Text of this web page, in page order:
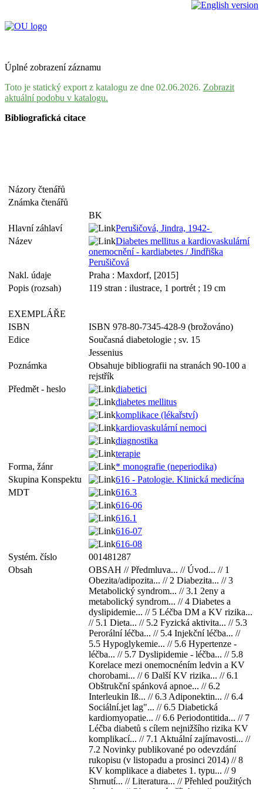
Úplné zobrazení záznamu
Toto je statický export z katalogu ze dne 02.06.2026. Zobrazit
aktuální podobu v katalogu.
Bibliografická citace
Názory čtenářů
Známka čtenářů
BK
Hlavní záhlaví
Perušičová, Jindra, 1942-
Název
Diabetes mellitus a kardiovaskulární
onemocnění - kardiabetes / Jindřiška
Perušičová
Nakl. údaje
Praha : Maxdorf, [2015]
Popis (rozsah)
119 stran : ilustrace, 1 portrét ; 19 cm
EXEMPLÁŘE
ISBN
ISBN 978-80-7345-428-9 (brožováno)
Edice
Současná diabetologie ; sv. 15
Jessenius
Poznámka
Obsahuje bibliografii na stranách 90-100 a
rejstřík
Předmět - heslo
diabetici
diabetes mellitus
komplikace (lékařství)
kardiovaskulární nemoci
diagnostika
terapie
Forma, žánr
* monografie (neperiodika)
Skupina Konspektu
616 - Patologie. Klinická medicína
MDT
616.3
616-06
616.1
616-07
616-08
Systém. číslo
001481287
Obsah
OBSAH // Předmluva... // Úvod... // 1
Obezita/adipozita... // 2 Diabezita... // 3
Metabolický syndrom... // 3.1 2eny a
metabolický syndrom... // 4 Diabetes a
dyslipidemie... // 5 Léčba DM a KV rizika...
// 5.1 Dieta... // 5.2 Fyzická aktivita... // 5.3
Perorální léčba... // 5.4 Injekční léčba... //
5.5 Hypoglykemie... // 5.6 Hypertenze -
léčba... // 5.7 Dyslipidemie - léčba... // 5.8
Korelace mezi onemocnéním ledvin a KV
chorobami... // 6 Další KV rizika... // 6.1
Obštrukční spánková apnoe... // 6.2
Interleukin Iß... // 6.3 Adiponektin... // 6.4
Sociální.jet lag"... // 6.5 Diabetická
kardiomyopatie... // 6.6 Periodontitida... // 7
Léčba diabetů s cílem nejnižšího rizika KV
komplikací... // 7.1 Aktuální zajímavosti... //
7.2 Novinky publikované po odevzdání
rukopisu (v listopadu a prosinci 2014) // 8
KV komplikace a diabetes 1. typu... // 9
Shrnutí... // Literatura... // Přehled použitých